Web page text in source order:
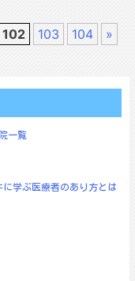
102 103 104 »
一覧
学ぶ医療者のあり方とは